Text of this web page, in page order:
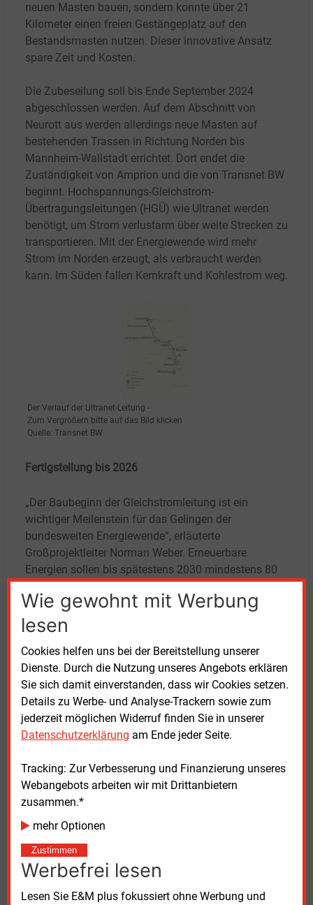
Wie gewohnt mit Werbung
lesen
Cookies helfen uns bei der Bereitstellung unserer
Dienste. Durch die Nutzung unseres Angebots erklären
Sie sich damit einverstanden, dass wir Cookies setzen.
Details zu Werbe- und Analyse-Trackern sowie zum
jederzeit möglichen Widerruf finden Sie in unserer
Datenschutzerklärung am Ende jeder Seite.
Tracking: Zur Verbesserung und Finanzierung unseres
Webangebots arbeiten wir mit Drittanbietern
zusammen.*
mehr Optionen
Zustimmen
Werbefrei lesen
Lesen Sie E&M plus fokussiert ohne Werbung und
neuen Masten bauen, sondern konnte über 21
Kilometer einen freien Gestängeplatz auf den
Bestandsmasten nutzen. Dieser innovative Ansatz
spare Zeit und Kosten.
Die Zubeseilung soll bis Ende September 2024
abgeschlossen werden. Auf dem Abschnitt von
Neurott aus werden allerdings neue Masten auf
bestehenden Trassen in Richtung Norden bis
Mannheim-Wallstadt errichtet. Dort endet die
Zuständigkeit von Amprion und die von Transnet BW
beginnt. Hochspannungs-Gleichstrom-
Übertragungsleitungen (HGÜ) wie Ultranet werden
benötigt, um Strom verlustarm über weite Strecken zu
transportieren. Mit der Energiewende wird mehr
Strom im Norden erzeugt, als verbraucht werden
kann. Im Süden fallen Kernkraft und Kohlestrom weg.
Der Verlauf der Ultranet-Leitung -
Zum Vergrößern bitte auf das Bild klicken
Quelle: Transnet BW
Fertigstellung bis 2026
„Der Baubeginn der Gleichstromleitung ist ein
wichtiger Meilenstein für das Gelingen der
bundesweiten Energiewende“, erläuterte
Großprojektleiter Norman Weber. Erneuerbare
Energien sollen bis spätestens 2030 mindestens 80
„Um dieses Ziel zu erreichen, brauchen wir zeitnah
zuverlässige und belastbare
Übertragungskapazitäten, die die Energiewende in
Deutschland weiter voranbringen“, wovon Ultranet ein
Baustein werde, so Weber weiter.
Nach Erteilung der Genehmigung durch die
Bundesnetzagentur im August 2023 wurde bereits im
vergangenen Jahr mit der Sicherung der für den Bau
begonnen, um die frühzeitige Umsiedlung
geschützter Tierarten sowie der Errichtung von
Amphibien- und Reptilienschutzzäunen
sicherzustellen.
Außerdem wurden Baustellenflächen und Zufahrten
eingerichtet und mit den Gründungsarbeiten für die